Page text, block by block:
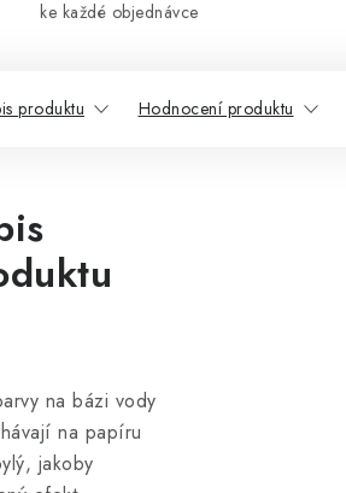
ke každé objednávce
produktu Hodnocení produktu
na bázi vody
na papíru
jakoby